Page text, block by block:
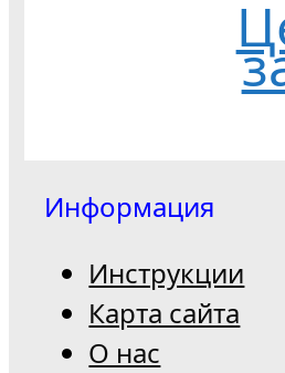
Информация
Инструкции
Карта сайта
О нас